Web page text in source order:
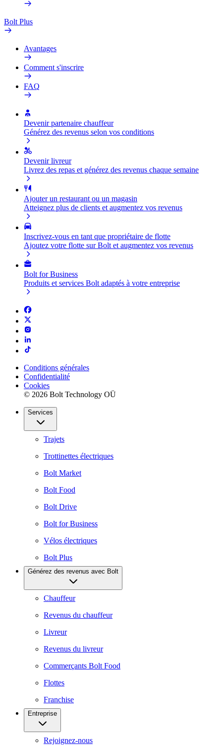
Bolt Plus
Avantages
Comment s'inscrire
FAQ
Devenir partenaire chauffeur
Générez des revenus selon vos conditions
Devenir livreur
Livrez des repas et générez des revenus chaque semaine
Ajouter un restaurant ou un magasin
Atteignez plus de clients et augmentez vos revenus
Inscrivez-vous en tant que propriétaire de flotte
Ajoutez votre flotte sur Bolt et augmentez vos revenus
Bolt for Business
Produits et services Bolt adaptés à votre entreprise
Conditions générales
Confidentialité
Cookies
© 2026 Bolt Technology OÜ
Services
Trajets
Trottinettes électriques
Bolt Market
Bolt Food
Bolt Drive
Bolt for Business
Vélos électriques
Bolt Plus
Générez des revenus avec Bolt
Chauffeur
Revenus du chauffeur
Livreur
Revenus du livreur
Commerçants Bolt Food
Flottes
Franchise
Entreprise
Rejoignez-nous